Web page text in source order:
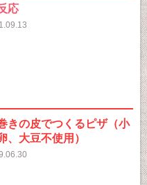
応
きの皮でつくるピザ（小
、大豆不使用）